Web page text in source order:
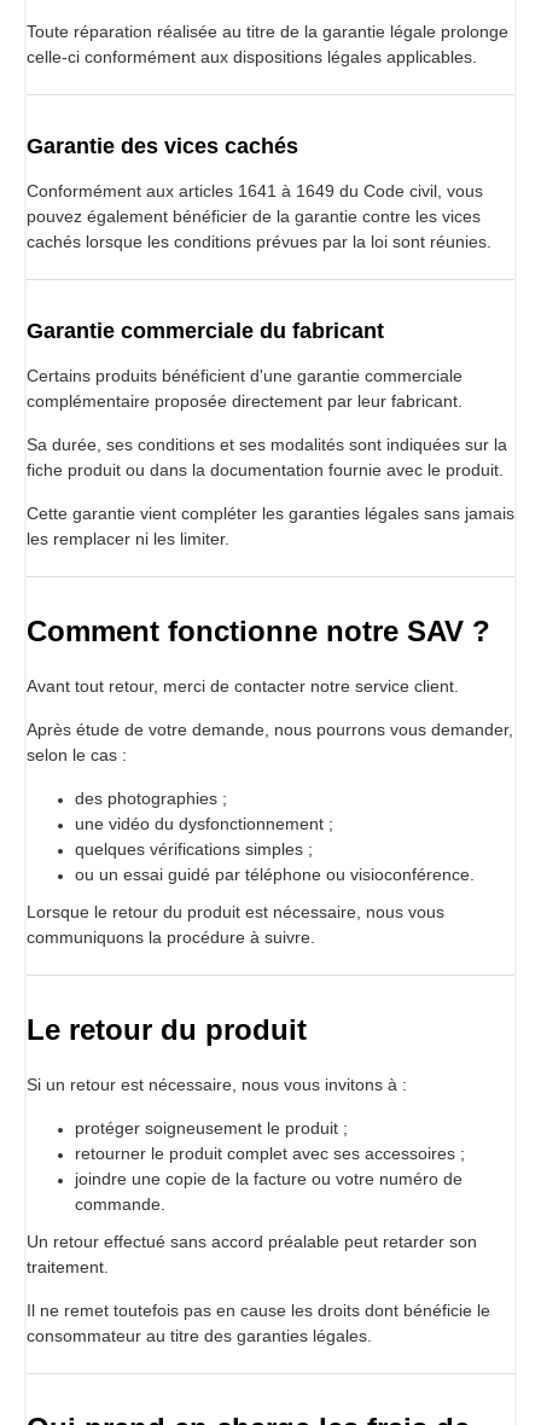
Toute réparation réalisée au titre de la garantie légale prolonge
celle-ci conformément aux dispositions légales applicables.
Garantie des vices cachés
Conformément aux articles 1641 à 1649 du Code civil, vous
pouvez également bénéficier de la garantie contre les vices
cachés lorsque les conditions prévues par la loi sont réunies.
Garantie commerciale du fabricant
Certains produits bénéficient d'une garantie commerciale
complémentaire proposée directement par leur fabricant.
Sa durée, ses conditions et ses modalités sont indiquées sur la
fiche produit ou dans la documentation fournie avec le produit.
Cette garantie vient compléter les garanties légales sans jamais
les remplacer ni les limiter.
Comment fonctionne notre SAV ?
Avant tout retour, merci de contacter notre service client.
Après étude de votre demande, nous pourrons vous demander,
selon le cas :
des photographies ;
une vidéo du dysfonctionnement ;
quelques vérifications simples ;
ou un essai guidé par téléphone ou visioconférence.
Lorsque le retour du produit est nécessaire, nous vous
communiquons la procédure à suivre.
Le retour du produit
Si un retour est nécessaire, nous vous invitons à :
protéger soigneusement le produit ;
retourner le produit complet avec ses accessoires ;
joindre une copie de la facture ou votre numéro de
commande.
Un retour effectué sans accord préalable peut retarder son
traitement.
Il ne remet toutefois pas en cause les droits dont bénéficie le
consommateur au titre des garanties légales.